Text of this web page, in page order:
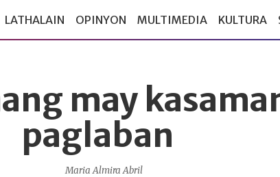
LATHALAIN OPINYON MULTIMEDIA KULTURA
may
paglaban
Maria Almira Abril